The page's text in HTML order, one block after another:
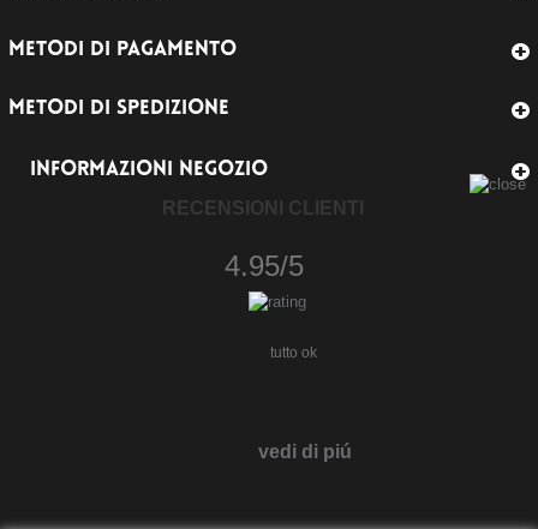
METODI DI PAGAMENTO
METODI DI SPEDIZIONE
INFORMAZIONI NEGOZIO
RECENSIONI CLIENTI
4.95/5
tutto ok
vedi di piú